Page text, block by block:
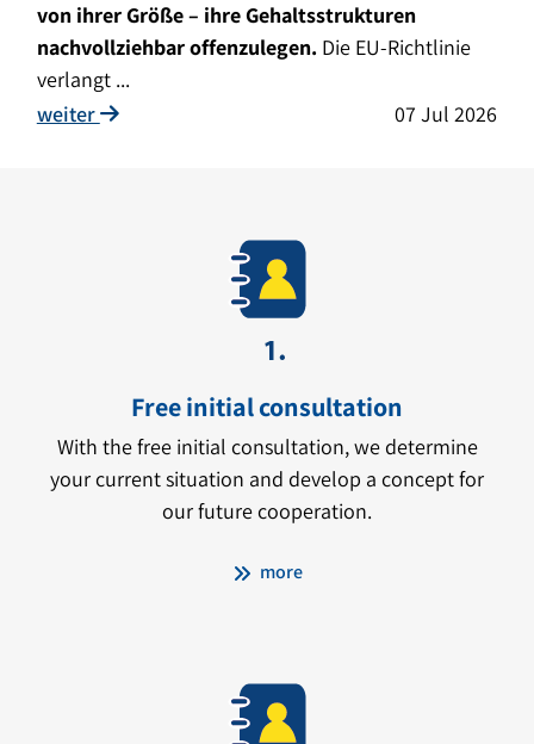
von ihrer Größe – ihre Gehaltsstrukturen
nachvollziehbar offenzulegen. Die EU-Richtlinie
verlangt ...
weiter
07 Jul 2026
Free initial consultation
With the free initial consultation, we determine
your current situation and develop a concept for
our future cooperation.
more